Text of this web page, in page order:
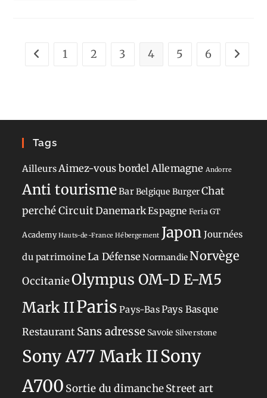
Go to the previous page
1 2 3 4 5 6 Aller à
Tags
AilleursAimez-vous bordel Allemagne Andorre
Anti tourismeBarBelgique BurgerChat
perchéCircuitDanemarkEspagne Feria GT
Academy Hauts-de-France Hébergement Japon Journées
du patrimoineLa Défense NormandieNorvège
OccitanieOlympus OM-D E-M5
Mark IIParis Pays-BasPays Basque
Restaurant Sans adresse Savoie Silverstone
Sony A77 Mark IISony
A700 Sortie du dimancheStreet art